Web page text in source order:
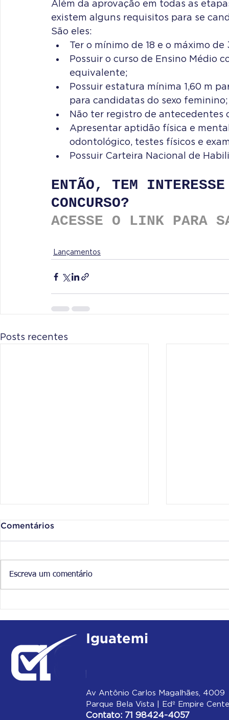
Além da aprovação em todas as
existem alguns requisitos para se
São eles:
Ter o mínimo de 18 e o máximo
Possuir o curso de Ensino Médio
equivalente;
Possuir estatura mínima 1,60 m
para candidatas do sexo feminino;
Não ter registro de antecedentes
Apresentar aptidão física e
odontológico, testes físicos e
Possuir Carteira Nacional de
ENTÃO, TEM
CONCURSO?
ACESSE O LINK PARA
Lançamentos
Posts recentes
BA 2019!!
salários
Comentários
Escreva um comentário
Iguatemi
Av Antônio Carlos Magalhães, 4009
Parque Bela Vista | Edº Empire
Contato: 71 98424-4057